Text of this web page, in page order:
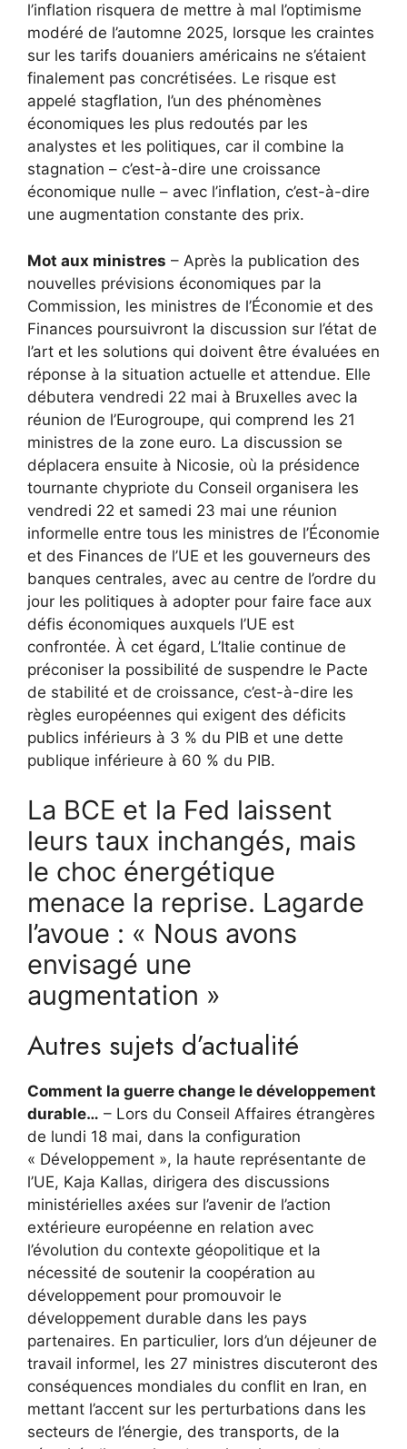
l’inflation risquera de mettre à mal l’optimisme
modéré de l’automne 2025, lorsque les craintes
sur les tarifs douaniers américains ne s’étaient
finalement pas concrétisées. Le risque est
appelé stagflation, l’un des phénomènes
économiques les plus redoutés par les
analystes et les politiques, car il combine la
stagnation – c’est-à-dire une croissance
économique nulle – avec l’inflation, c’est-à-dire
une augmentation constante des prix.
Mot aux ministres – Après la publication des
nouvelles prévisions économiques par la
Commission, les ministres de l’Économie et des
Finances poursuivront la discussion sur l’état de
l’art et les solutions qui doivent être évaluées en
réponse à la situation actuelle et attendue. Elle
débutera vendredi 22 mai à Bruxelles avec la
réunion de l’Eurogroupe, qui comprend les 21
ministres de la zone euro. La discussion se
déplacera ensuite à Nicosie, où la présidence
tournante chypriote du Conseil organisera les
vendredi 22 et samedi 23 mai une réunion
informelle entre tous les ministres de l’Économie
et des Finances de l’UE et les gouverneurs des
banques centrales, avec au centre de l’ordre du
jour les politiques à adopter pour faire face aux
défis économiques auxquels l’UE est
confrontée. À cet égard, L’Italie continue de
préconiser la possibilité de suspendre le Pacte
de stabilité et de croissance, c’est-à-dire les
règles européennes qui exigent des déficits
publics inférieurs à 3 % du PIB et une dette
publique inférieure à 60 % du PIB.
La BCE et la Fed laissent
leurs taux inchangés, mais
le choc énergétique
menace la reprise. Lagarde
l’avoue : « Nous avons
envisagé une
augmentation »
Autres sujets d’actualité
Comment la guerre change le développement
durable… – Lors du Conseil Affaires étrangères
de lundi 18 mai, dans la configuration
« Développement », la haute représentante de
l’UE, Kaja Kallas, dirigera des discussions
ministérielles axées sur l’avenir de l’action
extérieure européenne en relation avec
l’évolution du contexte géopolitique et la
nécessité de soutenir la coopération au
développement pour promouvoir le
développement durable dans les pays
partenaires. En particulier, lors d’un déjeuner de
travail informel, les 27 ministres discuteront des
conséquences mondiales du conflit en Iran, en
mettant l’accent sur les perturbations dans les
secteurs de l’énergie, des transports, de la